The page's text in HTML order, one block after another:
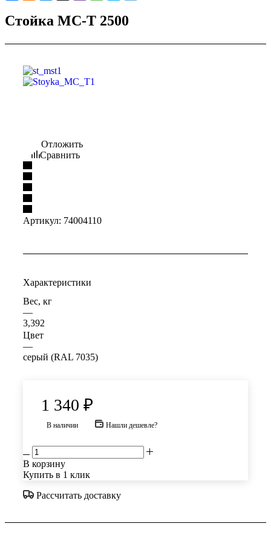
Стойка МС-Т 2500
Отложить
Сравнить
Артикул: 74004110
Характеристики
Вес, кг
—
3,392
Цвет
—
серый (RAL 7035)
1 340 ₽
В наличии Нашли дешевле?
В корзину
Купить в 1 клик
Рассчитать доставку